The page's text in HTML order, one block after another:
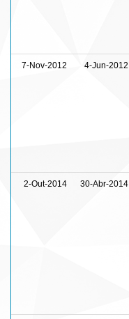
7-Nov-2012 4-Jun-2012
2-Out-2014 30-Abr-2014